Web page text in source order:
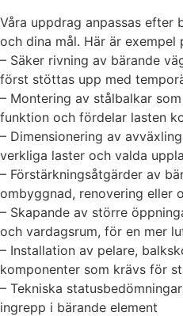
Våra uppdrag anpassas efter
och dina mål. Här är exempel
– Säker rivning av bärande
först stöttas upp med
– Montering av stålbalkar
funktion och fördelar lasten
– Dimensionering av
verkliga laster och valda
– Förstärkningsåtgärder av
ombyggnad, renovering eller
– Skapande av större
och vardagsrum, för en mer
– Installation av pelare,
komponenter som krävs för
– Tekniska
ingrepp i bärande element